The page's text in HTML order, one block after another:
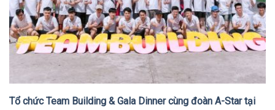
Tổ chức Team Building & Gala Dinner cùng đoàn A-Star tại